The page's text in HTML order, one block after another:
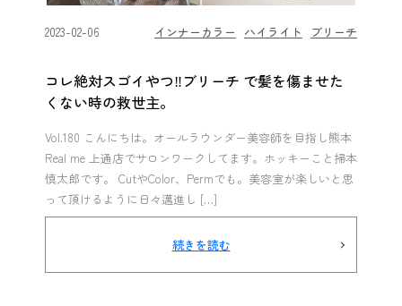
2023-02-06 インナーカラー ハイライト ブリーチ
コレ絶対スゴイやつ‼︎ブリーチ で髪を傷ませた
くない時の救世主。
Vol.180 こんにちは。オールラウンダー美容師を目指し熊本
Real me 上通店でサロンワークしてます。ホッキーこと掃本
慎太郎です。 CutやColor、Permでも。美容室が楽しいと思
って頂けるように日々邁進し […]
続きを読む